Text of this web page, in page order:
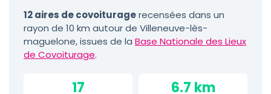
12 aires de covoituragerecensées dans un
rayon de 10 km autour de Villeneuve-lès-
maguelone, issues de la Base Nationale des Lieux
de Covoiturage.
17 6.7 km